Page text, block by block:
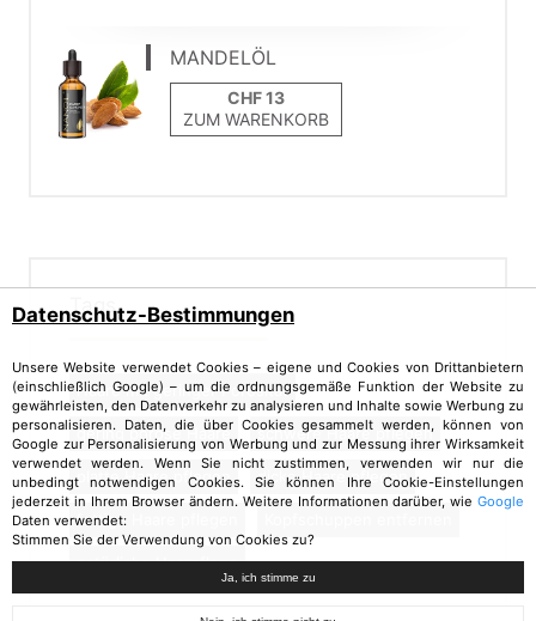
MANDELÖL
ZUM WARENKORB
Tags
Haare mit geringer Porosität
gering poröse Haare schwere Haare pflegen
platte Haare pflegen dicke Haare pflegen
fettige Haare pflegen
natürliche Haarpflege
Datenschutz-Bestimmungen
Unsere Website verwendet Cookies – eigene und Cookies von Drittanbietern
(einschließlich Google) – um die ordnungsgemäße Funktion der Website zu
gewährleisten, den Datenverkehr zu analysieren und Inhalte sowie Werbung zu
personalisieren. Daten, die über Cookies gesammelt werden, können von
Google zur Personalisierung von Werbung und zur Messung ihrer Wirksamkeit
verwendet werden. Wenn Sie nicht zustimmen, verwenden wir nur die
unbedingt notwendigen Cookies. Sie können Ihre Cookie-Einstellungen
jederzeit in Ihrem Browser ändern. Weitere Informationen darüber, wie Google
Daten verwendet:
Stimmen Sie der Verwendung von Cookies zu?
Ja, ich stimme zu